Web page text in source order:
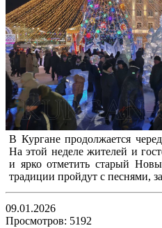
В Кургане продолжается
На этой неделе жителей и
и ярко отметить старый
традиции пройдут с песнями,
09.01.2026
Просмотров: 5192